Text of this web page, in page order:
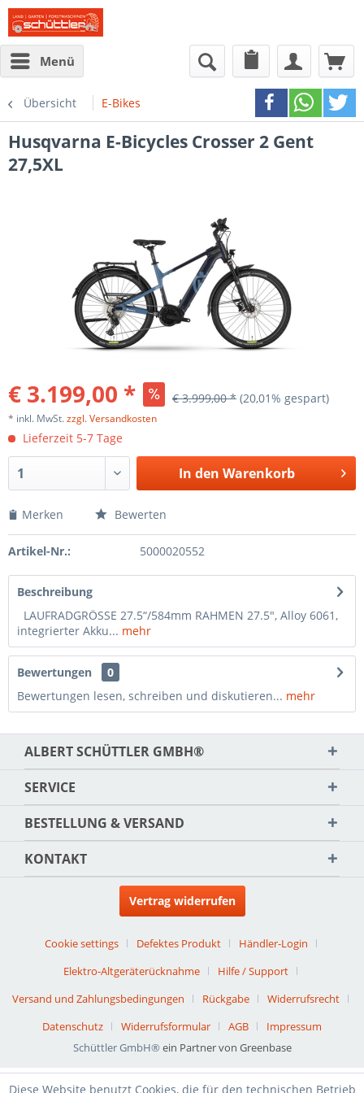
Menü
Übersicht E-Bikes
Husqvarna E-Bicycles Crosser 2 Gent
27,5XL
€ 3.199,00 * € 3.999,00 * (20,01% gespart)
* inkl. MwSt.zzgl. Versandkosten
Lieferzeit 5-7 Tage
In den Warenkorb
Merken Bewerten
Artikel-Nr.: 5000020552
Beschreibung
LAUFRADGRÖSSE 27.5“/584mm RAHMEN 27.5", Alloy 6061,
integrierter Akku... mehr
Bewertungen
0
Bewertungen lesen, schreiben und diskutieren... mehr
ALBERT SCHÜTTLER GMBH®
SERVICE
BESTELLUNG & VERSAND
KONTAKT
Vertrag widerrufen
Cookie settings Defektes Produkt
Händler-Login
Elektro-Altgeräterücknahme
Hilfe / Support
Versand und Zahlungsbedingungen
Rückgabe
Widerrufsrecht
Datenschutz
Widerrufsformular AGB
Impressum
Schüttler GmbH® ein Partner von Greenbase
Diese Website benutzt Cookies, die für den technischen Betrieb